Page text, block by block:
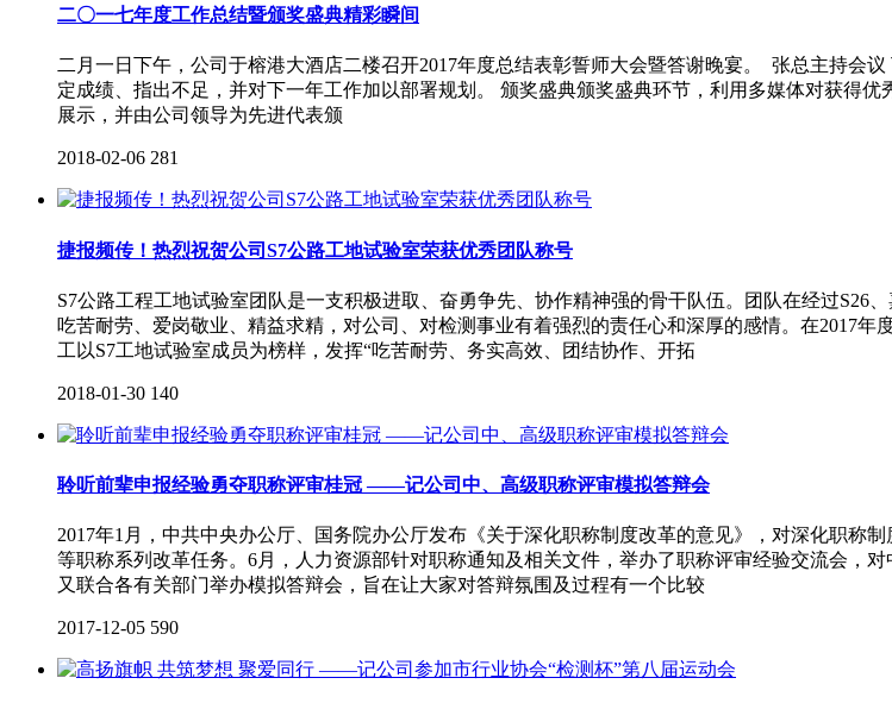
二〇一七年度工作总结暨颁奖盛典精彩瞬间
二月一日下午，公司于榕港大酒店二楼召开2017年度总结表彰誓师大会暨答谢晚宴。 张总主持会
定成绩、指出不足，并对下一年工作加以部署规划。 颁奖盛典颁奖盛典环节，利用多媒体对获得
展示，并由公司领导为先进代表颁
2018-02-06 281
捷报频传！热烈祝贺公司S7公路工地试验室荣获优秀团队称号
S7公路工程工地试验室团队是一支积极进取、奋勇争先、协作精神强的骨干队伍。团队在经过
吃苦耐劳、爱岗敬业、精益求精，对公司、对检测事业有着强烈的责任心和深厚的感情。在2017
工以S7工地试验室成员为榜样，发挥“吃苦耐劳、务实高效、团结协作、开拓
2018-01-30 140
聆听前辈申报经验勇夺职称评审桂冠 ——记公司中、高级职称评审模拟答辩会
2017年1月，中共中央办公厅、国务院办公厅发布《关于深化职称制度改革的意见》，对深化职称
等职称系列改革任务。6月，人力资源部针对职称通知及相关文件，举办了职称评审经验交流会，
又联合各有关部门举办模拟答辩会，旨在让大家对答辩氛围及过程有一个比较
2017-12-05 590